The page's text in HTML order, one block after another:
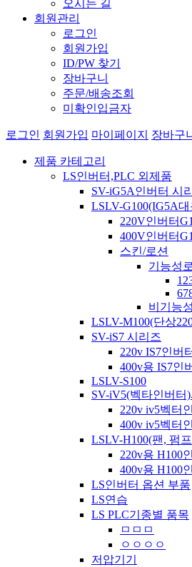
오시는 길
회원관리
로그인
회원가입
ID/PW 찾기
장바구니
주문/배송조회
미확인입금자
로그인 회원가입 마이페이지 장바구
제품 카테고리
LS인버터,PLC 외제품
SV-iG5A인버터 시
LSLV-G100(IG5A
220V인버터
400V인버터
스킨/로션
기능성
비기능
LSLV-M100(단상
SV-iS7 시리즈
220v IS7인버
400v용 IS7인
LSLV-S100
SV-iV5(벡타인버터
220v iv5벡터
400v iv5벡터
LSLV-H100(팬, 펌
220v용 H100
400v용 H100
LS인버터 옵션 부품
LS연습
LS PLC기종별 품목
ㅁㅁㅁ
ㅇㅇㅇㅇ
저압기기